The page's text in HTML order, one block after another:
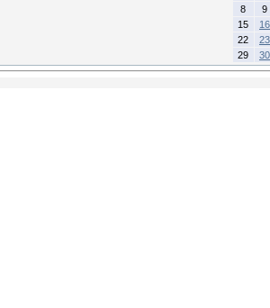
8
9
15
16
22
23
29
30